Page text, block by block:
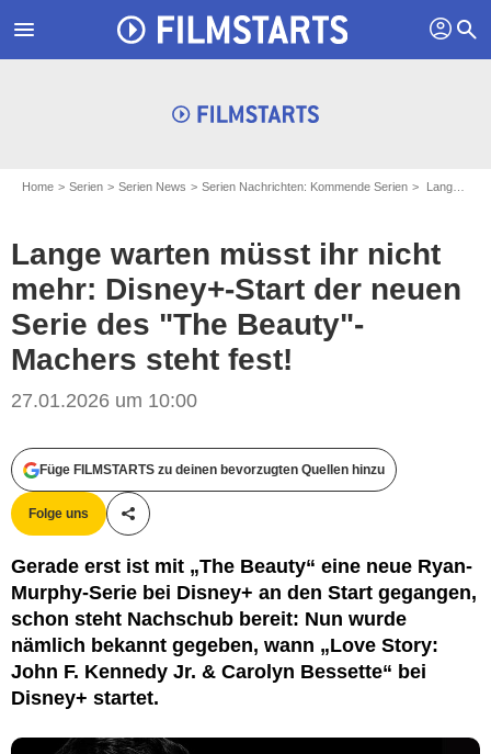
menu profil search
Home Serien Serien News Serien Nachrichten: Kommende Serien Lange warten müsst ihr nicht mehr: Disney+-Start der neuen Serie des "The Beauty"-Machers steht fest!
Lange warten müsst ihr nicht
mehr: Disney+-Start der neuen
Serie des "The Beauty"-
Machers steht fest!
27.01.2026 um 10:00
Füge FILMSTARTS zu deinen bevorzugten Quellen hinzu
Folge uns
Teile diesen Artikel
Gerade erst ist mit „The Beauty“ eine neue Ryan-
Murphy-Serie bei Disney+ an den Start gegangen,
schon steht Nachschub bereit: Nun wurde
nämlich bekannt gegeben, wann „Love Story:
John F. Kennedy Jr. & Carolyn Bessette“ bei
Disney+ startet.